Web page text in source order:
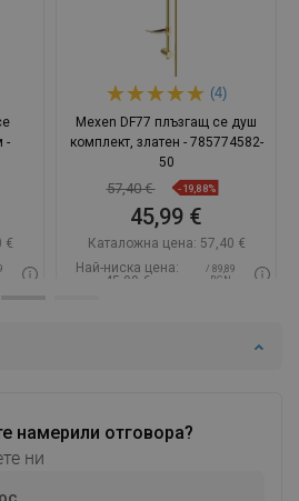
намерили отговора?
ни
-
€
(4)
Mexen DF77 плъзгащ се душ
комплект, златен - 785774582-
50
57,40 € -19,88%
45,99 €
Каталожна цена: 57,40 €
Най-ниска цена:
45,99 €
/ 89,89
BGN
Добави в количката